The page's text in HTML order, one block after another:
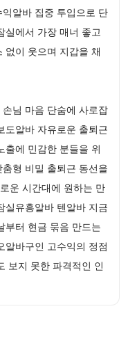
알바 집중 투입으로 단
실에서 가장 매너 좋고
없이 웃으며 지갑을 채
님 마음 단숨에 사로잡
도알바 자유로운 출퇴근
출에 민감한 분들을 위
형 비밀 출퇴근 동선을
운 시간대에 원하는 만
실유흥알바 텐알바 지금
부터 현금 묶음 만드는
알바구인 고수익의 정점
보지 못한 파격적인 인